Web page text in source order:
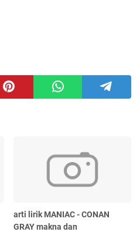
arti lirik MANIAC - CONAN
GRAY makna dan